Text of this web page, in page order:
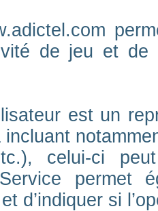
de jeu et
est un
celui-ci
permet
d’indiquer si